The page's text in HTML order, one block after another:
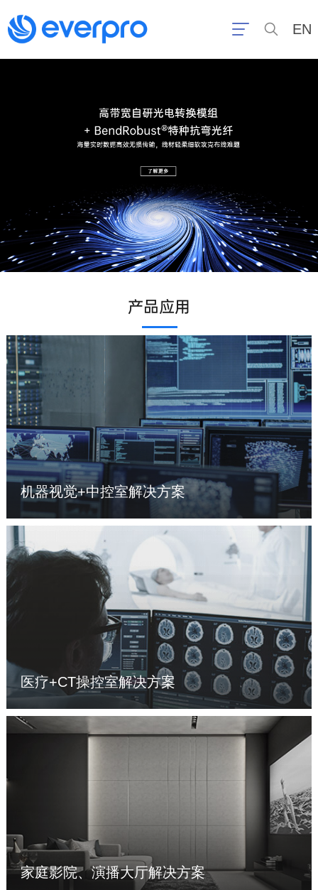
EN
产品应用
机器视觉+中控室解决方案
了解更多 >
医疗+CT操控室解决方案
了解更多 >
家庭影院、演播大厅解决方案